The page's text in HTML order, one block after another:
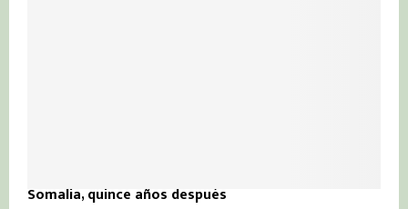
Somalia, quince años después